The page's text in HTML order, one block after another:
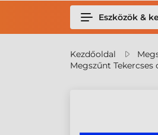
Eszközök &
Kezdőoldal
Megszűnt Tekercses